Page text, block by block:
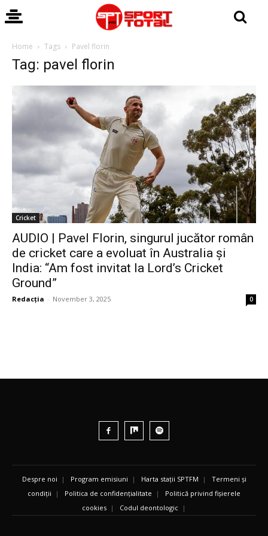
Home Tags Pavel florin
Tag: pavel florin
Cricket
AUDIO | Pavel Florin, singurul jucător român
de cricket care a evoluat în Australia și
India: “Am fost invitat la Lord’s Cricket
Ground”
Redacția - November 3, 2025 0
Despre noi | Program emisiuni | Harta stații SPTFM | Termeni și
condiții | Politica de confidențialitate | Politică privind fișierele
cookies | Codul deontologic |